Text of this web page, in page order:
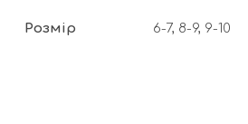
Розмір 6-7, 8-9, 9-10